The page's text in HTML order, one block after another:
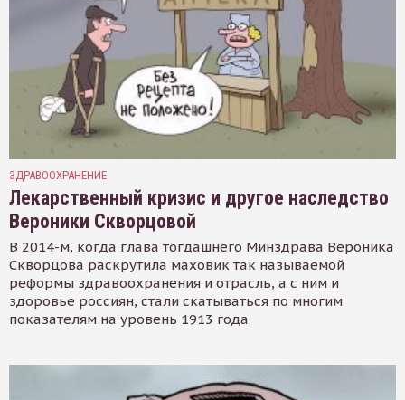
ЗДРАВООХРАНЕНИЕ
Лекарственный кризис и другое наследство
Вероники Скворцовой
В 2014-м, когда глава тогдашнего Минздрава Вероника
Скворцова раскрутила маховик так называемой
реформы здравоохранения и отрасль, а с ним и
здоровье россиян, стали скатываться по многим
показателям на уровень 1913 года